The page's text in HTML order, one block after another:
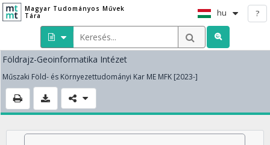
Magyar Tudományos Művek
Tára
hu ?
Földrajz-Geoinformatika Intézet
Műszaki Föld- és Környezettudományi Kar ME MFK [2023-]